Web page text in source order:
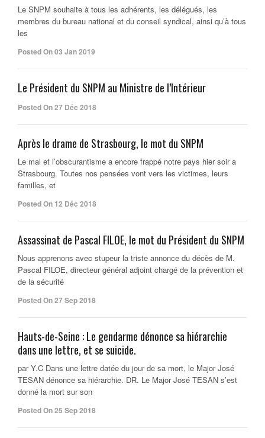
Le SNPM souhaite à tous les adhérents, les délégués, les
membres du bureau national et du conseil syndical, ainsi qu’à tous
les
Posted On 03 Jan 2019
Le Président du SNPM au Ministre de l’Intérieur
Posted On 27 Déc 2018
Après le drame de Strasbourg, le mot du SNPM
Le mal et l’obscurantisme a encore frappé notre pays hier soir a
Strasbourg. Toutes nos pensées vont vers les victimes, leurs
familles, et
Posted On 12 Déc 2018
Assassinat de Pascal FILOE, le mot du Président du SNPM
Nous apprenons avec stupeur la triste annonce du décès de M.
Pascal FILOE, directeur général adjoint chargé de la prévention et
de la sécurité
Posted On 27 Sep 2018
Hauts-de-Seine : Le gendarme dénonce sa hiérarchie
dans une lettre, et se suicide.
par Y.C Dans une lettre datée du jour de sa mort, le Major José
TESAN dénonce sa hiérarchie. DR. Le Major José TESAN s’est
donné la mort sur son
Posted On 25 Sep 2018